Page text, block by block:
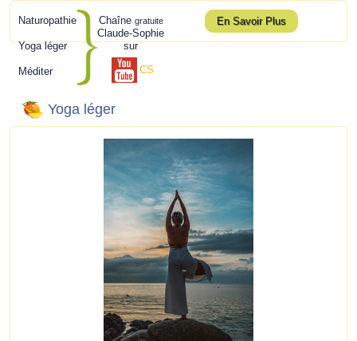
Naturopathie
Yoga léger
Méditer
Chaîne gratuite
Claude-Sophie
sur
CS
En Savoir Plus
Yoga léger